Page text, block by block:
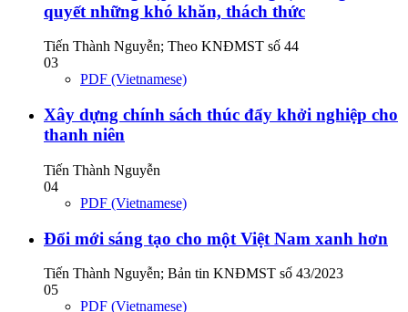
quyết những khó khăn, thách thức
Tiến Thành Nguyễn; Theo KNĐMST số 44
03
PDF (Vietnamese)
Xây dựng chính sách thúc đẩy khởi nghiệp cho
thanh niên
Tiến Thành Nguyễn
04
PDF (Vietnamese)
Đổi mới sáng tạo cho một Việt Nam xanh hơn
Tiến Thành Nguyễn; Bản tin KNĐMST số 43/2023
05
PDF (Vietnamese)